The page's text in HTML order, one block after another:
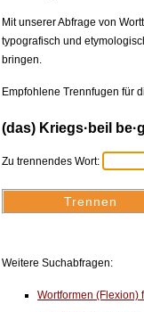
Mit unserer Abfrage von
typografisch und
bringen.
Empfohlene Trennfugen für
(das) Kriegs·beil
Zu trennendes Wort:
Weitere Suchabfragen:
Wortformen (Flexion)